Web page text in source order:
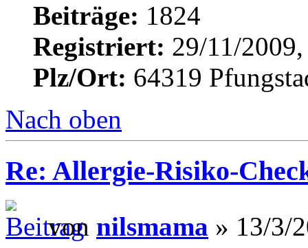
Beiträge: 1824
Registriert: 29/11/
Plz/Ort: 64319
Nach oben
Re: Allergie-Risiko-
von nilsmama » 13/3/